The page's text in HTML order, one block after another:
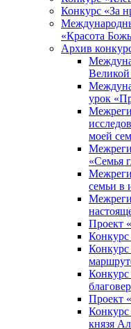
Конкурс «За
«Красота
Архив
урок
моей
«Семья
семьи в
Проект
Конкурс
Конкурс
Проект
Конкурс
князя